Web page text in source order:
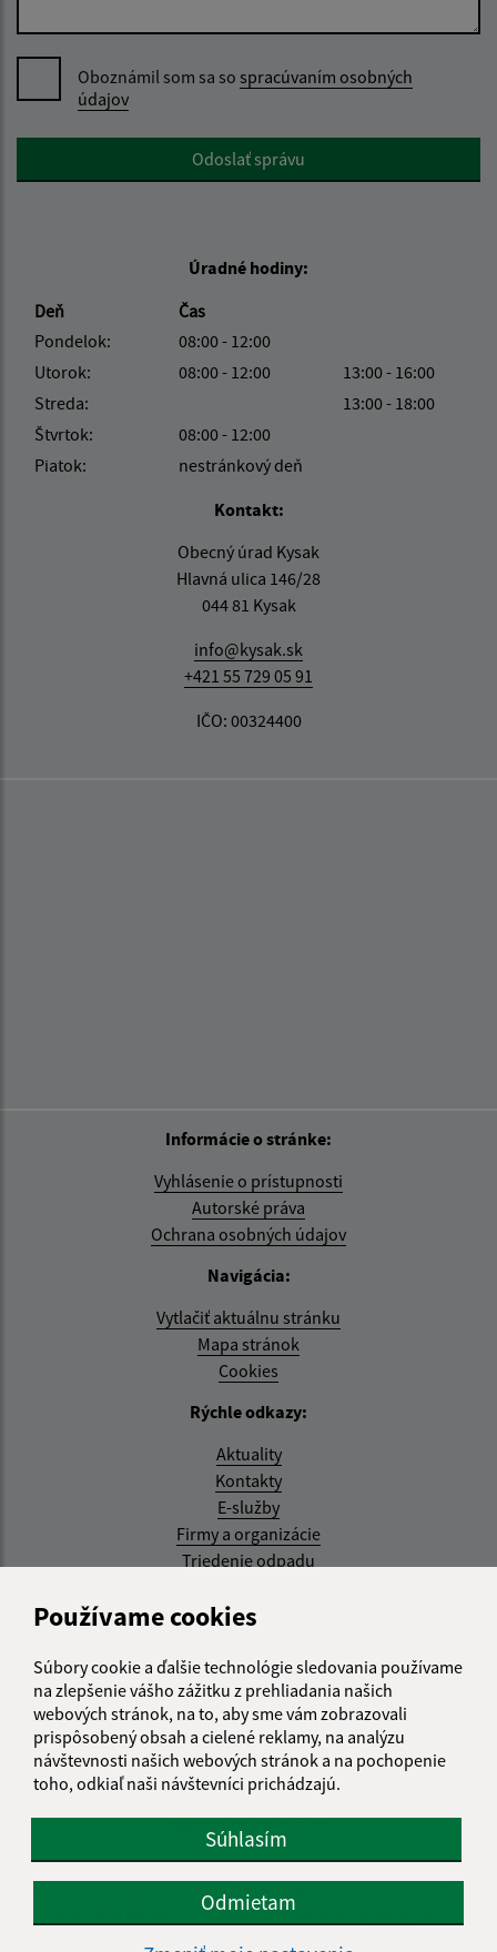
Používame cookies
Súbory cookie a ďalšie technológie sledovania používame
na zlepšenie vášho zážitku z prehliadania našich
webových stránok, na to, aby sme vám zobrazovali
prispôsobený obsah a cielené reklamy, na analýzu
návštevnosti našich webových stránok a na pochopenie
toho, odkiaľ naši návštevníci prichádzajú.
Súhlasím
Odmietam
Oboznámil som sa so spracúvaním osobných
údajov
Google reCaptcha ResponseOdoslať správu
Úradné hodiny:
Deň
Čas
Pondelok:
08:00 - 12:00
Utorok:
08:00 - 12:00
13:00 - 16:00
Streda:
13:00 - 18:00
Štvrtok:
08:00 - 12:00
Piatok:
nestránkový deň
Kontakt:
Obecný úrad Kysak
Hlavná ulica 146/28
044 81 Kysak
info@kysak.sk
+421 55 729 05 91
IČO: 00324400
Informácie o stránke:
Vyhlásenie o prístupnosti
Autorské práva
Ochrana osobných údajov
Navigácia:
Vytlačiť aktuálnu stránku
Mapa stránok
Cookies
Rýchle odkazy:
Aktuality
Kontakty
E-služby
Firmy a organizácie
Triedenie odpadu
Aktualizované:
RSS
Správca obsahu:
Správca obsahu je Obec Kysak.
Vytvorené v súlade sJednotným dizajn manuálom
elektronických služieb.
web portál webhosting webex.digital, s.r.o.
domény
spoločnosť webex.digital, s.r.o.